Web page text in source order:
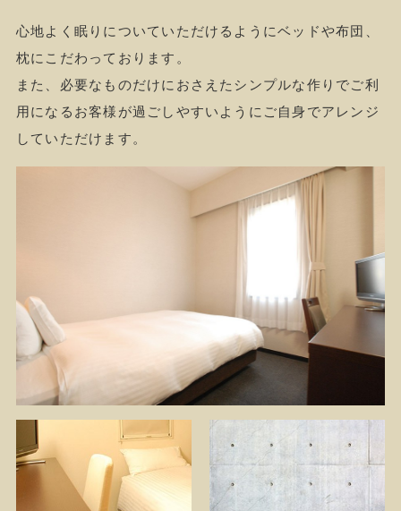
心地よく眠りについていただけるようにベッドや布団、
枕にこだわっております。
また、必要なものだけにおさえたシンプルな作りでご利
用になるお客様が過ごしやすいようにご自身でアレンジ
していただけます。